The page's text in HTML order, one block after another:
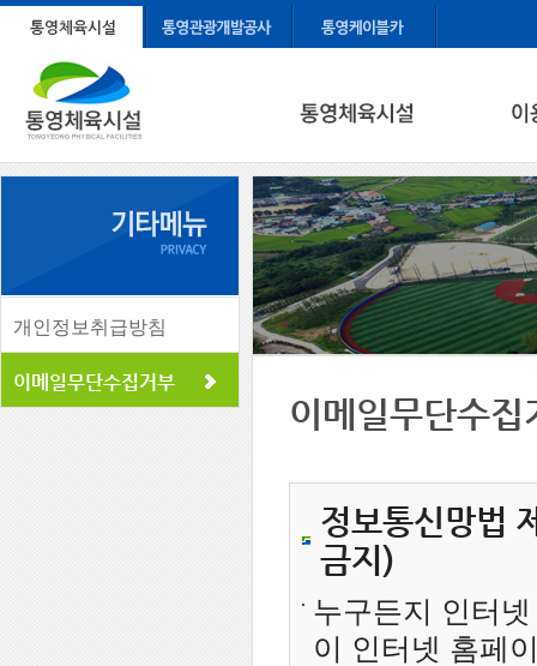
개인정보취급방침
이메일무단수집거부
이메일무단수집
정보통신망법
금지)
누구든지 인터
이 인터넷 홈페